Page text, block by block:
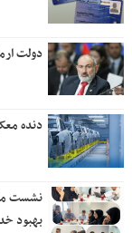
دولت
دنده
نشست
بهبود